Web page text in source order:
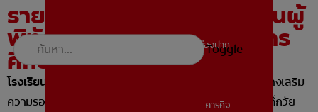
สุขภาพช่องปาก
ภารกิจ
Toggle
รายละเอียดกิจกรรมโรงเรียนผู้
พิทักษ์ฟันดี รุ่น 6 ประจำปีการ
ศึกษา 2569
โรงเรียนผู้พิทักษ์ฟันดี
เป็นกิจกรรมที่มีวัตถุประสงค์เพื่อสร้างเสริม
ความรอบรู้และพฤติกรรมสุขภาพช่องปากที่พึงประสงค์ในเด็กวัย